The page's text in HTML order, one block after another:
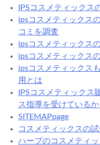
IPSコスメティックス
ipsコスメティックス
コミを調査
ipsコスメティックス
ipsコスメティックス
ipsコスメティックス
用とは
IPSコスメティックス
ス指導を受けている
SITEMAPpage
コスメティックスの
ハーブのコスメティ